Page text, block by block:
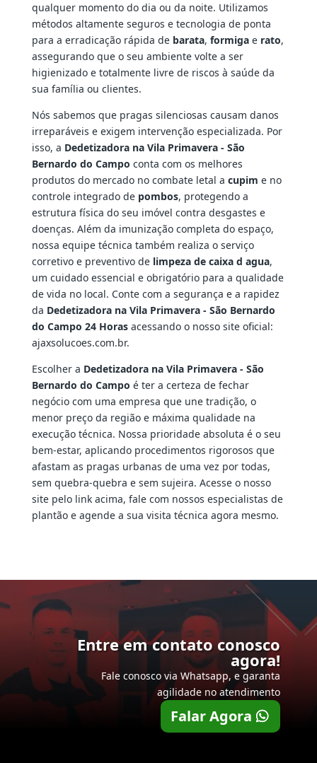
qualquer momento do dia ou da noite. Utilizamos
métodos altamente seguros e tecnologia de ponta
para a erradicação rápida de barata, formigae rato,
assegurando que o seu ambiente volte a ser
higienizado e totalmente livre de riscos à saúde da
sua família ou clientes.
Nós sabemos que pragas silenciosas causam danos
irreparáveis e exigem intervenção especializada. Por
isso, a Dedetizadora na Vila Primavera - São
Bernardo do Campo conta com os melhores
produtos do mercado no combate letal a cupim e no
controle integrado de pombos, protegendo a
estrutura física do seu imóvel contra desgastes e
doenças. Além da imunização completa do espaço,
nossa equipe técnica também realiza o serviço
corretivo e preventivo de limpeza de caixa d agua,
um cuidado essencial e obrigatório para a qualidade
de vida no local. Conte com a segurança e a rapidez
da Dedetizadora na Vila Primavera - São Bernardo
do Campo 24 Horasacessando o nosso site oficial:
ajaxsolucoes.com.br.
Escolher a Dedetizadora na Vila Primavera - São
Bernardo do Campo é ter a certeza de fechar
negócio com uma empresa que une tradição, o
menor preço da região e máxima qualidade na
execução técnica. Nossa prioridade absoluta é o seu
bem-estar, aplicando procedimentos rigorosos que
afastam as pragas urbanas de uma vez por todas,
sem quebra-quebra e sem sujeira. Acesse o nosso
site pelo link acima, fale com nossos especialistas de
plantão e agende a sua visita técnica agora mesmo.
Entre em contato conosco
agora!
Fale conosco via Whatsapp, e garanta
agilidade no atendimento
Falar Agora